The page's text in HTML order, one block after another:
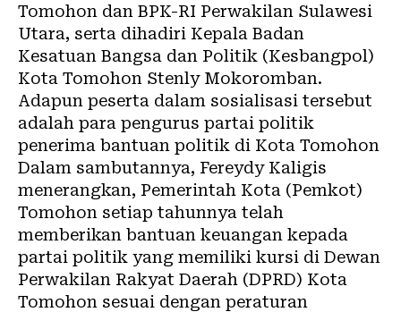
Tomohon dan BPK-RI Perwakilan Sulawesi
Utara, serta dihadiri Kepala Badan
Kesatuan Bangsa dan Politik (Kesbangpol)
Kota Tomohon Stenly Mokoromban.
Adapun peserta dalam sosialisasi tersebut
adalah para pengurus partai politik
penerima bantuan politik di Kota Tomohon
Dalam sambutannya, Fereydy Kaligis
menerangkan, Pemerintah Kota (Pemkot)
Tomohon setiap tahunnya telah
memberikan bantuan keuangan kepada
partai politik yang memiliki kursi di Dewan
Perwakilan Rakyat Daerah (DPRD) Kota
Tomohon sesuai dengan peraturan